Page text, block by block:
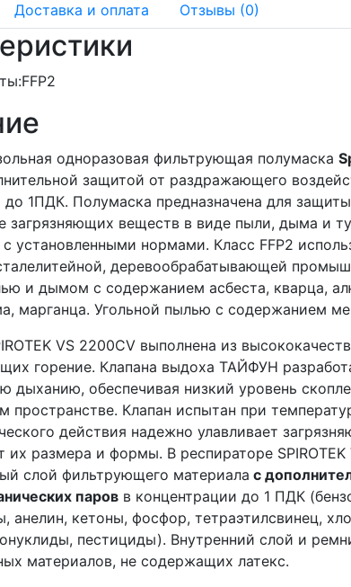
Доставка и оплата Отзывы (0)
FFP2
одноразовая фильтрующая полумаска
защитой от раздражающего
до 1ПДК. Полумаска предназначена для
загрязняющих веществ в виде пыли, дыма и
с установленными нормами. Класс FFP2
деревообрабатывающей
и дымом с содержанием асбеста, кварца,
марганца. Угольной пылью с содержанием
VS 2200CV выполнена из
горение. Клапана выдоха ТАЙФУН
дыханию, обеспечивая низкий уровень
пространстве. Клапан испытан при
действия надежно улавливает
их размера и формы. В респираторе
слой фильтрующего материала с
паров в концентрации до 1 ПДК
анелин, кетоны, фосфор, тетраэтилсвинец,
пестициды). Внутренний слой и
материалов, не содержащих латекс.